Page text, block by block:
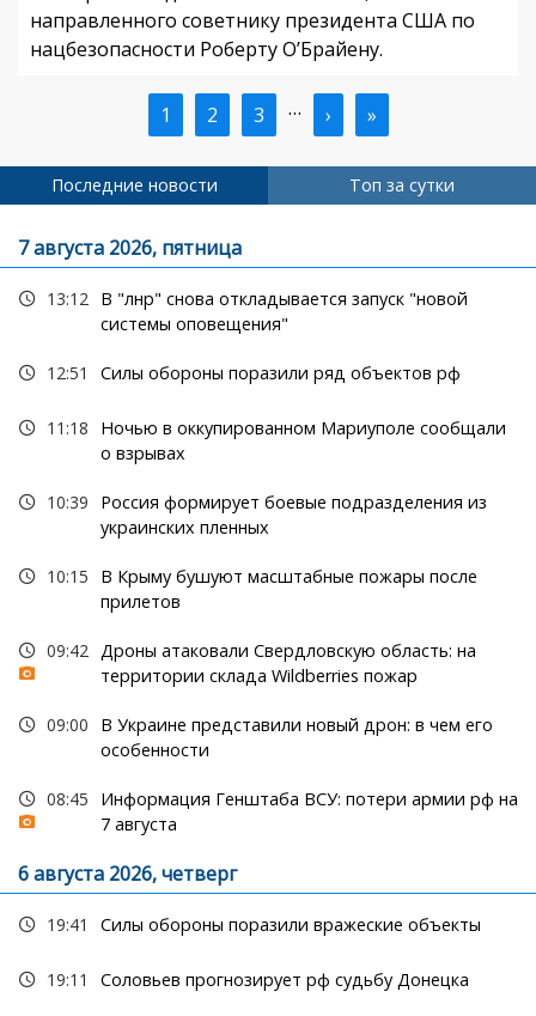
направленного советнику президента США по
нацбезопасности Роберту О’Брайену.
Текущая
страница
1 Страница
2 Страница
3 … Следующая
страница
› Последняя
страница
»
Последние новости Топ за сутки
7 августа 2026, пятница
13:12
В "лнр" снова откладывается запуск "новой
системы оповещения"
12:51 Силы обороны поразили ряд объектов рф
11:18
Ночью в оккупированном Мариуполе сообщали
о взрывах
10:39
Россия формирует боевые подразделения из
украинских пленных
10:15
В Крыму бушуют масштабные пожары после
прилетов
09:42
Дроны атаковали Свердловскую область: на
территории склада Wildberries пожар
09:00
В Украине представили новый дрон: в чем его
особенности
08:45
Информация Генштаба ВСУ: потери армии рф на
7 августа
6 августа 2026, четверг
19:41 Силы обороны поразили вражеские объекты
19:11 Соловьев прогнозирует рф судьбу Донецка